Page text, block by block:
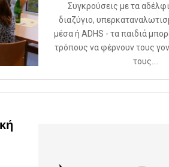
Συγκρούσεις με τα
διαζύγιο,
μέσα ή ADHS - τα παιδιά
τρόπους να φέρνουν τους
τους....